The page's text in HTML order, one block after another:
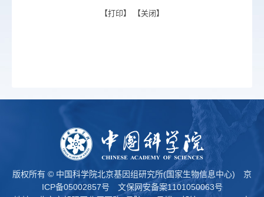
【打印】 【关闭 】
版权所有 © 中国科学院北京基因组研究所(国家生物信息中心) 京
ICP备05002857号
文保网安备案1101050063号